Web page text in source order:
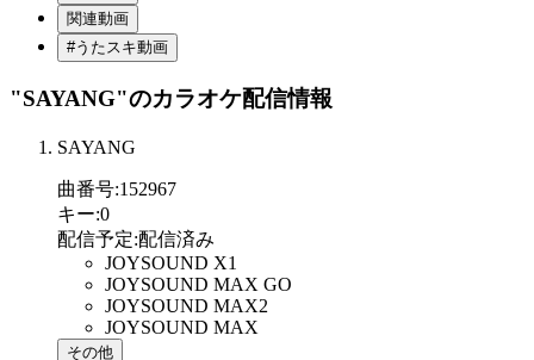
関連動画
#うたスキ動画
"SAYANG"のカラオケ配信情報
SAYANG
曲番号:152967
キー:0
配信予定:配信済み
JOYSOUND X1
JOYSOUND MAX GO
JOYSOUND MAX2
JOYSOUND MAX
その他